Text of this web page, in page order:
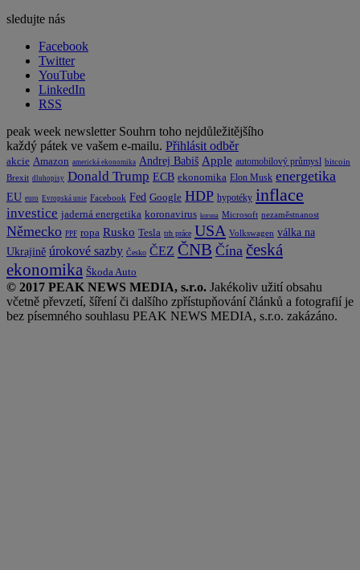
sledujte nás
Facebook
Twitter
YouTube
LinkedIn
RSS
peak week newsletter Souhrn toho nejdůležitějšího
každý pátek ve vašem e-mailu. Přihlásit odběr
akcie Amazon americká ekonomika Andrej Babiš Apple automobilový průmysl bitcoin
Brexit dluhopisy Donald Trump ECB ekonomika Elon Musk energetika
EU euro Evropská unie Facebook Fed Google HDP hypotéky inflace
investice jaderná energetika koronavirus koruna Microsoft nezaměstnanost
Německo PPF ropa Rusko Tesla trh práce USA Volkswagen válka na
Ukrajině úrokové sazby Česko ČEZ ČNB Čína česká
ekonomika Škoda Auto
© 2017 PEAK NEWS MEDIA, s.r.o. Jakékoliv užití obsahu
včetně převzetí, šíření či dalšího zpřístupňování článků a fotografií je
bez písemného souhlasu PEAK NEWS MEDIA, s.r.o. zakázáno.